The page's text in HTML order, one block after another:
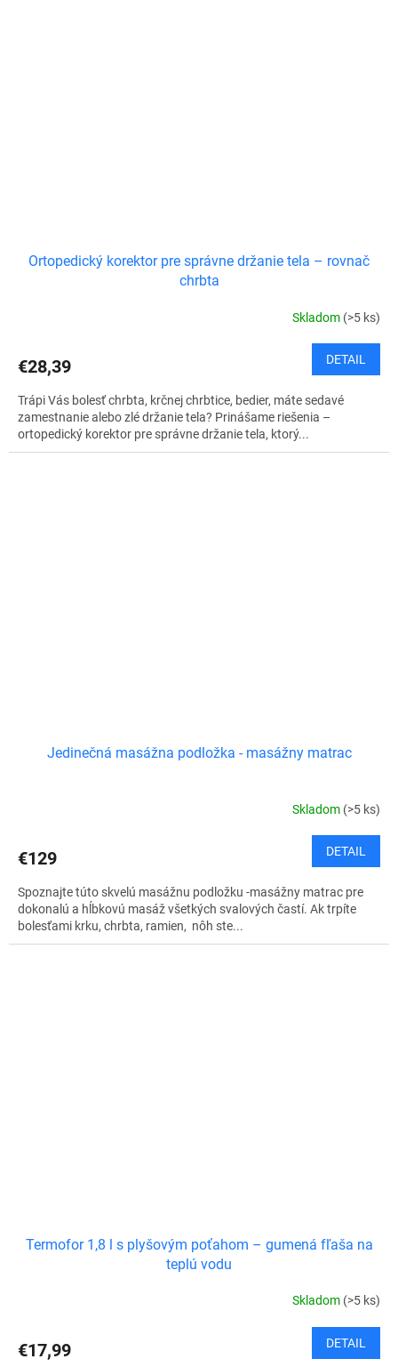
Ortopedický korektor pre správne držanie tela – rovnač
chrbta
Skladom (>5 ks)
€28,39 DETAIL
Trápi Vás bolesť chrbta, krčnej chrbtice, bedier, máte sedavé
zamestnanie alebo zlé držanie tela? Prinášame riešenia –
ortopedický korektor pre správne držanie tela, ktorý...
Jedinečná masážna podložka - masážny matrac
Skladom (>5 ks)
€129 DETAIL
Spoznajte túto skvelú masážnu podložku -masážny matrac pre
dokonalú a hĺbkovú masáž všetkých svalových častí. Ak trpíte
bolesťami krku, chrbta, ramien, nôh ste...
Termofor 1,8 l s plyšovým poťahom – gumená fľaša na
teplú vodu
Skladom (>5 ks)
€17,99 DETAIL